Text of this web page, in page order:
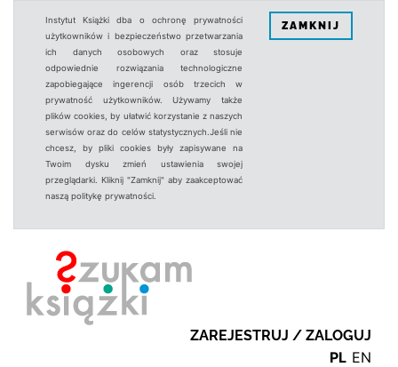
Instytut Książki dba o ochronę prywatności
użytkowników i bezpieczeństwo przetwarzania
ich danych osobowych oraz stosuje
odpowiednie rozwiązania technologiczne
zapobiegające ingerencji osób trzecich w
prywatność użytkowników. Używamy także
plików cookies, by ułatwić korzystanie z naszych
serwisów oraz do celów statystycznych.Jeśli nie
chcesz, by pliki cookies były zapisywane na
Twoim dysku zmień ustawienia swojej
przeglądarki. Kliknij "Zamknij" aby zaakceptować
naszą politykę prywatności.
ZAMKNIJ
ZAREJESTRUJ / ZALOGUJ
PL EN